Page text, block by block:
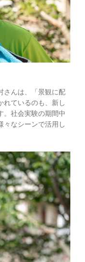
さんは、「景観に配
れているのも、新し
。社会実験の期間中
々なシーンで活用し